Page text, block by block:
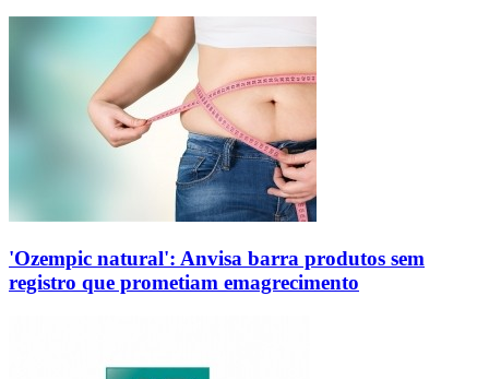
'Ozempic natural': Anvisa barra produtos sem
registro que prometiam emagrecimento